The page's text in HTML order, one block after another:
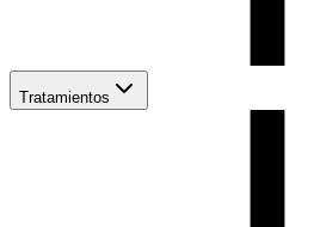
Tratamientos